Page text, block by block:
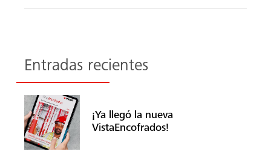
Entradas recientes
¡Ya llegó la nueva
VistaEncofrados!